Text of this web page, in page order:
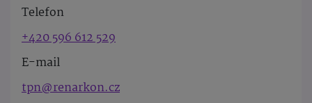
Telefon
+420 596 612 529
E-mail
tpn@renarkon.cz